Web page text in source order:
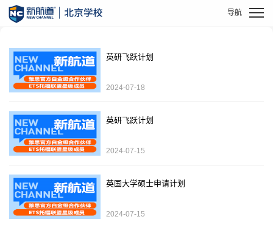
英研飞跃计划
2024-07-18
英研飞跃计划
2024-07-15
英国大学硕士申请计划
2024-07-15